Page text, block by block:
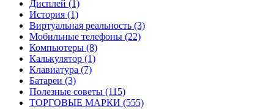
Дисплей (1)
История (1)
Виртуальная реальность (3)
Мобильные телефоны (22)
Компьютеры (8)
Калькулятор (1)
Клавиатура (7)
Батареи (3)
Полезные советы (115)
ТОРГОВЫЕ МАРКИ (555)